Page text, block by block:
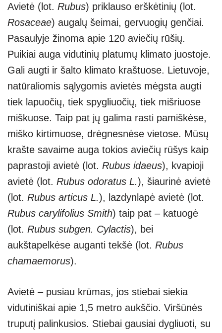
at
s
A
p
p
p
e
e
gr
a
m
er ss
e
n
g
er
ar
e
Avietė (lot. Rubus) priklauso erškėtinių (lot.
Rosaceae) augalų šeimai, gervuogių genčiai.
Pasaulyje žinoma apie 120 aviečių rūšių.
Puikiai auga vidutinių platumų klimato juostoje.
Gali augti ir šalto klimato kraštuose. Lietuvoje,
natūraliomis sąlygomis avietės mėgsta augti
tiek lapuočių, tiek spygliuočių, tiek mišriuose
miškuose. Taip pat jų galima rasti pamiškėse,
miško kirtimuose, drėgnesnėse vietose. Mūsų
krašte savaime auga tokios aviečių rūšys kaip
paprastoji avietė (lot. Rubus idaeus), kvapioji
avietė (lot. Rubus odoratus L.), šiaurinė avietė
(lot. Rubus articus L.), lazdynlapė avietė (lot.
Rubus carylifolius Smith) taip pat – katuogė
(lot. Rubus subgen. Cylactis), bei
aukštapelkėse auganti tekšė (lot. Rubus
chamaemorus).
Avietė – pusiau krūmas, jos stiebai siekia
vidutiniškai apie 1,5 metro aukščio. Viršūnės
truputį palinkusios. Stiebai gausiai dygliuoti, su